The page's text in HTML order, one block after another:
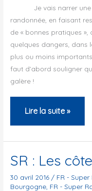
Je vais narrer une
randonnée, en faisant
de « bonnes pratiques
quelques dangers, dans
plus ou moins
faut d’abord souligner
galère !
LA
SUPER
RANDONNÉE
HAUTE-
PROVENCE
Lire la suite »
SR : Les
30 avril 2016 / FR -
Bourgogne FR - Super